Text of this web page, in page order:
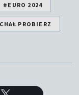
#EURO 2024
PROBIERZ